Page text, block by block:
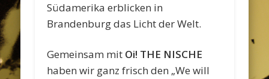
Südamerika erblicken in
Brandenburg das Licht der Welt.
Gemeinsam mit Oi! THE NISCHE
haben wir ganz frisch den „We will